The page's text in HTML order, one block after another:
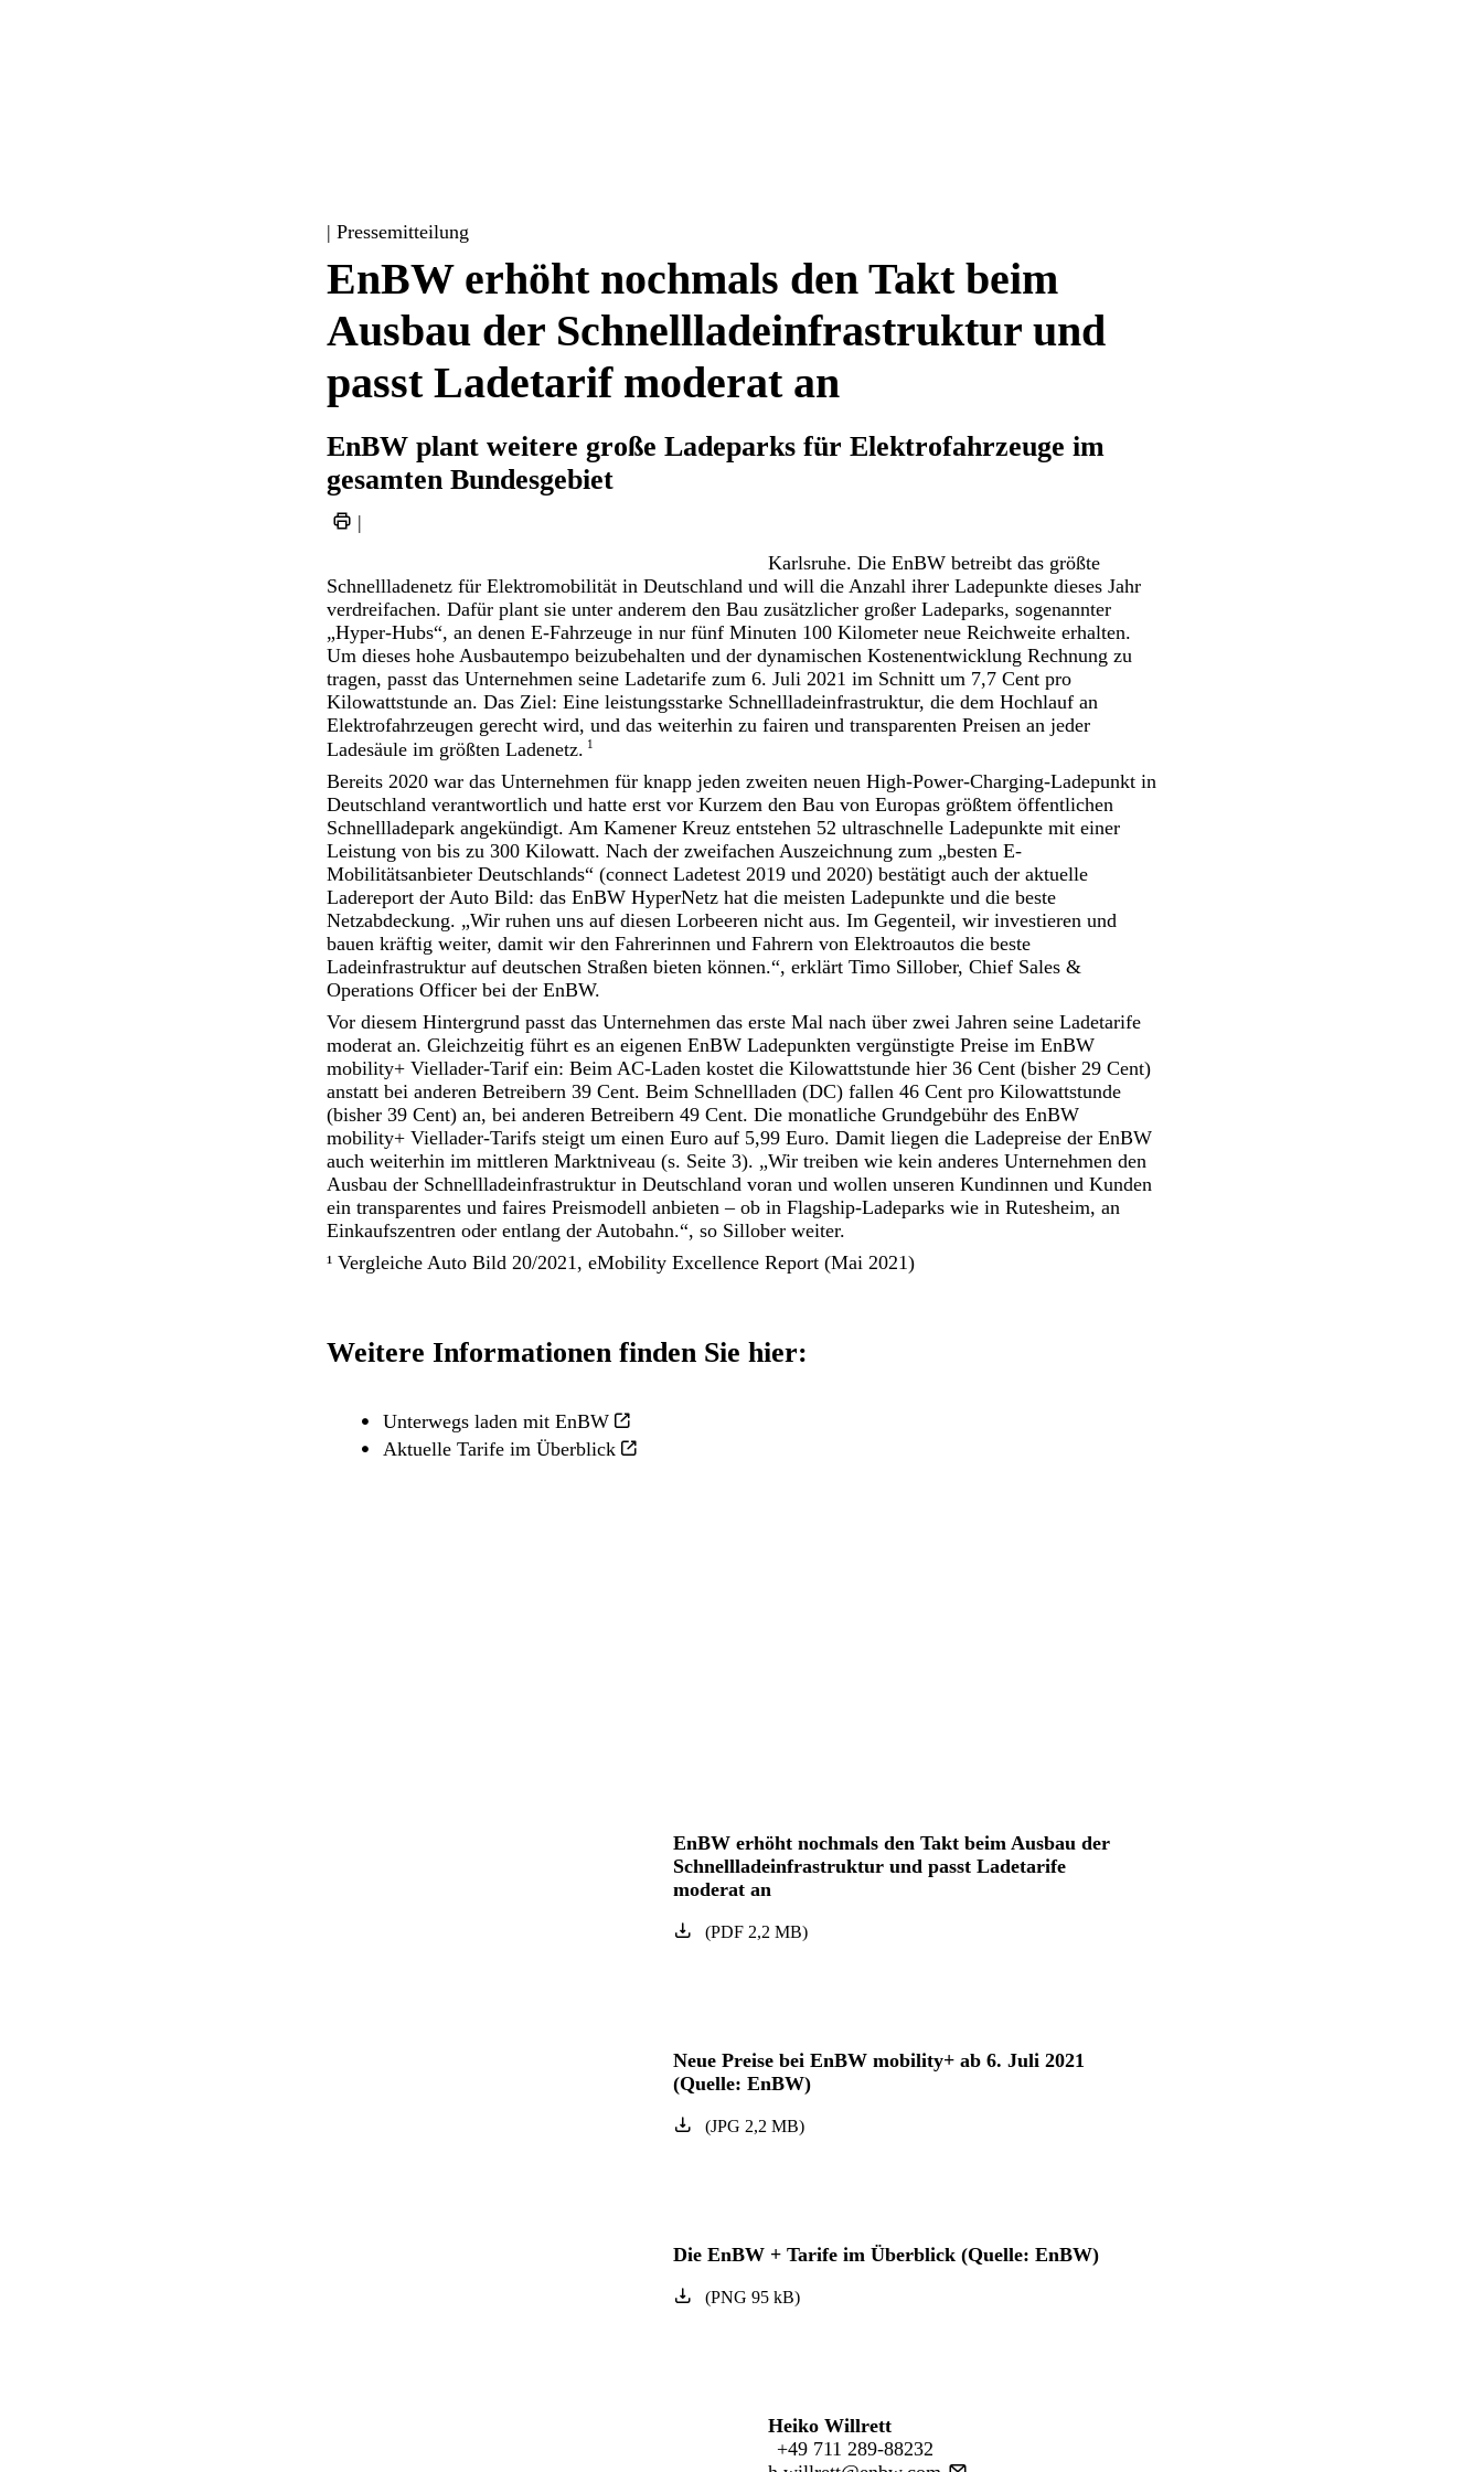
| Pressemitteilung
EnBW erhöht nochmals den Takt beim
Ausbau der Schnellladeinfrastruktur und
passt Ladetarif moderat an
EnBW plant weitere große Ladeparks für Elektrofahrzeuge im
gesamten Bundesgebiet
|
Karlsruhe. Die EnBW betreibt das größte
Schnellladenetz für Elektromobilität in Deutschland und will die Anzahl ihrer Ladepunkte dieses Jahr
verdreifachen. Dafür plant sie unter anderem den Bau zusätzlicher großer Ladeparks, sogenannter
„Hyper-Hubs“, an denen E-Fahrzeuge in nur fünf Minuten 100 Kilometer neue Reichweite erhalten.
Um dieses hohe Ausbautempo beizubehalten und der dynamischen Kostenentwicklung Rechnung zu
tragen, passt das Unternehmen seine Ladetarife zum 6. Juli 2021 im Schnitt um 7,7 Cent pro
Kilowattstunde an. Das Ziel: Eine leistungsstarke Schnellladeinfrastruktur, die dem Hochlauf an
Elektrofahrzeugen gerecht wird, und das weiterhin zu fairen und transparenten Preisen an jeder
Ladesäule im größten Ladenetz. 1
Bereits 2020 war das Unternehmen für knapp jeden zweiten neuen High-Power-Charging-Ladepunkt in
Deutschland verantwortlich und hatte erst vor Kurzem den Bau von Europas größtem öffentlichen
Schnellladepark angekündigt. Am Kamener Kreuz entstehen 52 ultraschnelle Ladepunkte mit einer
Leistung von bis zu 300 Kilowatt. Nach der zweifachen Auszeichnung zum „besten E-
Mobilitätsanbieter Deutschlands“ (connect Ladetest 2019 und 2020) bestätigt auch der aktuelle
Ladereport der Auto Bild: das EnBW HyperNetz hat die meisten Ladepunkte und die beste
Netzabdeckung. „Wir ruhen uns auf diesen Lorbeeren nicht aus. Im Gegenteil, wir investieren und
bauen kräftig weiter, damit wir den Fahrerinnen und Fahrern von Elektroautos die beste
Ladeinfrastruktur auf deutschen Straßen bieten können.“, erklärt Timo Sillober, Chief Sales &
Operations Officer bei der EnBW.
Vor diesem Hintergrund passt das Unternehmen das erste Mal nach über zwei Jahren seine Ladetarife
moderat an. Gleichzeitig führt es an eigenen EnBW Ladepunkten vergünstigte Preise im EnBW
mobility+ Viellader-Tarif ein: Beim AC-Laden kostet die Kilowattstunde hier 36 Cent (bisher 29 Cent)
anstatt bei anderen Betreibern 39 Cent. Beim Schnellladen (DC) fallen 46 Cent pro Kilowattstunde
(bisher 39 Cent) an, bei anderen Betreibern 49 Cent. Die monatliche Grundgebühr des EnBW
mobility+ Viellader-Tarifs steigt um einen Euro auf 5,99 Euro. Damit liegen die Ladepreise der EnBW
auch weiterhin im mittleren Marktniveau (s. Seite 3). „Wir treiben wie kein anderes Unternehmen den
Ausbau der Schnellladeinfrastruktur in Deutschland voran und wollen unseren Kundinnen und Kunden
ein transparentes und faires Preismodell anbieten – ob in Flagship-Ladeparks wie in Rutesheim, an
Einkaufszentren oder entlang der Autobahn.“, so Sillober weiter.
¹ Vergleiche Auto Bild 20/2021, eMobility Excellence Report (Mai 2021)
Weitere Informationen finden Sie hier:
Unterwegs laden mit EnBW
Aktuelle Tarife im Überblick
EnBW erhöht nochmals den Takt beim Ausbau der
Schnellladeinfrastruktur und passt Ladetarife
moderat an
(PDF2,2 MB)
Neue Preise bei EnBW mobility+ ab 6. Juli 2021
(Quelle: EnBW)
(JPG 2,2 MB)
Die EnBW + Tarife im Überblick (Quelle: EnBW)
(PNG 95 kB)
Heiko Willrett
+49 711 289-88232